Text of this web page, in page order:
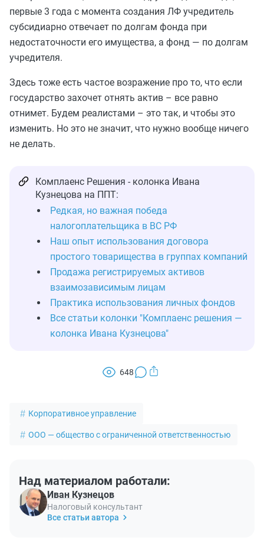
первые 3 года с момента создания ЛФ учредитель
субсидиарно отвечает по долгам фонда при
недостаточности его имущества, а фонд — по долгам
учредителя.
Здесь тоже есть частое возражение про то, что если
государство захочет отнять актив – все равно
отнимет. Будем реалистами – это так, и чтобы это
изменить. Но это не значит, что нужно вообще ничего
не делать.
Комплаенс Решения - колонка Ивана
Кузнецова на ППТ:
Редкая, но важная победа
налогоплательщика в ВС РФ
Наш опыт использования договора
простого товарищества в группах компаний
Продажа регистрируемых активов
взаимозависимым лицам
Практика использования личных фондов
Все статьи колонки "Комплаенс решения —
колонка Ивана Кузнецова"
648
Корпоративное управление
ООО — общество с ограниченной ответственностью
Над материалом работали:
Иван Кузнецов
Налоговый консультант
Все статьи автора